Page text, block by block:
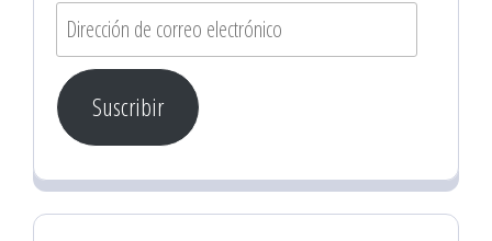
Dirección
de
correo
electrónico
Suscribir